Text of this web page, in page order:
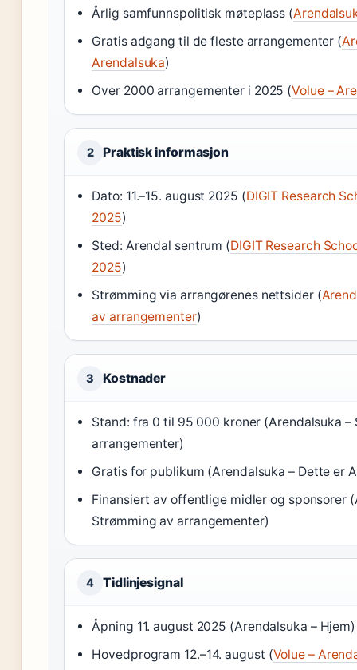
Årlig samfunnspolitisk møteplass (
Gratis adgang til de fleste arrangementer (
Arendalsuka)
Over 2000 arrangementer i 2025 (Volue –
2 Praktisk informasjon
Dato: 11.–15. august 2025 (DIGIT Research
2025)
Sted: Arendal sentrum (DIGIT Research
2025)
Strømming via arrangørenes nettsider (
av arrangementer)
3 Kostnader
Stand: fra 0 til 95 000 kroner (Arendalsuka –
arrangementer)
Gratis for publikum (Arendalsuka – Dette er
Finansiert av offentlige midler og sponsorer
Strømming av arrangementer)
4 Tidlinjesignal
Åpning 11. august 2025 (Arendalsuka – Hjem)
Hovedprogram 12.–14. august (Volue –